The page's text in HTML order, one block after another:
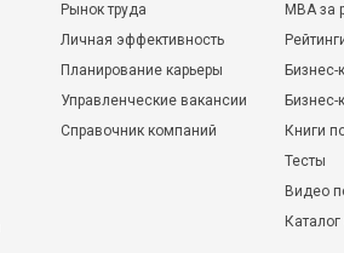
Рынок труда
Личная эффективность
Планирование карьеры
Управленческие вакансии
Справочник компаний
MBA за
Бизнес-
Бизнес-
Книги
Тесты
Видео